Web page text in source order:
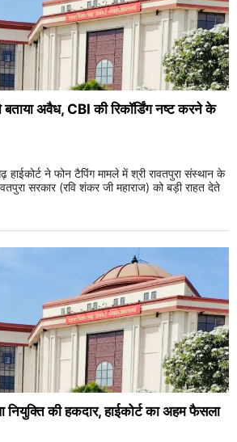
बताया अवैध, CBI की रिकॉर्डिंग नष्ट करने के
ने फोन टैपिंग मामले में श्री रावतपुरा संस्थान के
सरकार (रवि शंकर जी महाराज) को बड़ी राहत देते
नियुक्ति की हकदार, हाईकोर्ट का अहम फैसला